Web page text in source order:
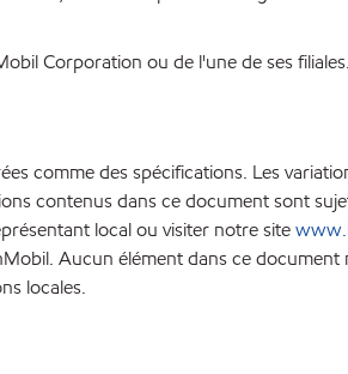
Corporation ou de l'une de ses filiales.
comme des spécifications. Les
contenus dans ce document sont
local ou visiter notre site
Aucun élément dans ce
locales.